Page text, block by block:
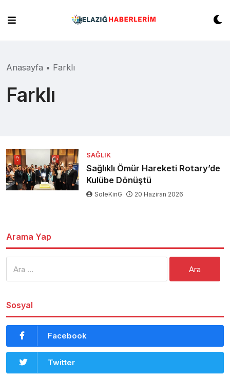
content
Anasayfa • Farklı
Farklı
SAĞLIK
Sağlıklı Ömür Hareketi Rotary’de
Kulübe Dönüştü
SoleKinG 20 Haziran 2026
Arama Yap
Sosyal
Facebook
Twitter